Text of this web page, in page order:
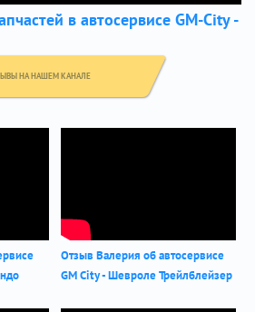
в автосервисе GM-City -
НА НАШЕМ КАНАЛЕ
Отзыв Валерия об автосервисе
GM City - Шевроле Трейлблейзер